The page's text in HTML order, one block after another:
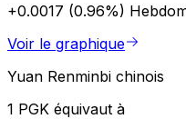
+0.0017 (0.96%)
Voir le graphique
Yuan Renminbi chinois
1 PGK équivaut à